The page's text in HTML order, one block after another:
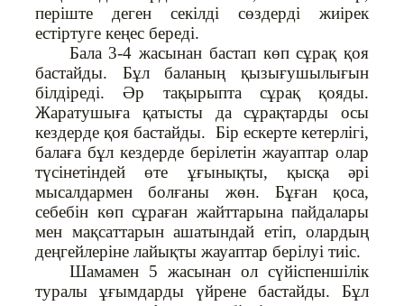
періште деген секілді сөздерді жиірек
естіртуге кеңес береді.
Бала 3-4 жасынан бастап көп сұрақ қоя
бастайды. Бұл баланың қызығушылығын
білдіреді. Әр тақырыпта сұрақ қояды.
Жаратушыға қатысты да сұрақтарды осы
кездерде қоя бастайды. Бір ескерте кетерлігі,
балаға бұл кездерде берілетін жауаптар олар
түсінетіндей өте ұғынықты, қысқа әрі
мысалдармен болғаны жөн. Бұған қоса,
себебін көп сұраған жайттарына пайдалары
мен мақсаттарын ашатындай етіп, олардың
деңгейлеріне лайықты жауаптар берілуі тиіс.
Шамамен 5 жасынан ол сүйіспеншілік
туралы ұғымдарды үйрене бастайды. Бұл